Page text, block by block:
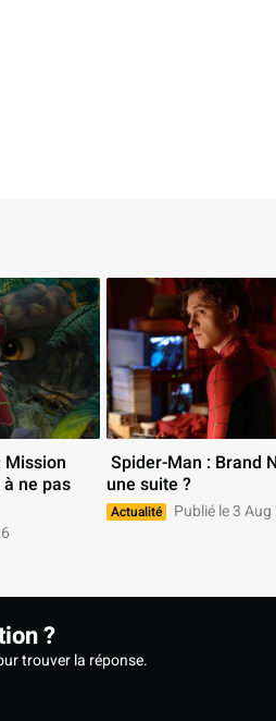
ne pas
une suite ?
Actualité Publié le 3
?
trouver la réponse.